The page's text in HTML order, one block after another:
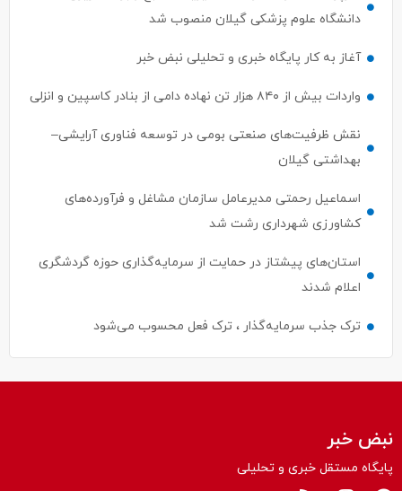
دانشگاه علوم پزشکی گیلان منصوب شد
آغاز به کار پایگاه خبری و تحلیلی نبض خبر
واردات بیش از ۸۴۰ هزار تن نهاده دامی از بنادر كاسپین و انزلی
نقش ظرفیت‌های صنعتی بومی در توسعه فناوری آرایشی–
بهداشتی گیلان
اسماعیل رحمتی مدیرعامل سازمان مشاغل و فرآورده‌های
کشاورزی شهرداری رشت شد
استان‌های پیشتاز در حمایت از سرمایه‌گذاری حوزه گردشگری
اعلام شدند
ترک جذب سرمایه‌گذار ، ترک فعل محسوب می‌شود
نبض خبر
پایگاه مستقل خبری و تحلیلی